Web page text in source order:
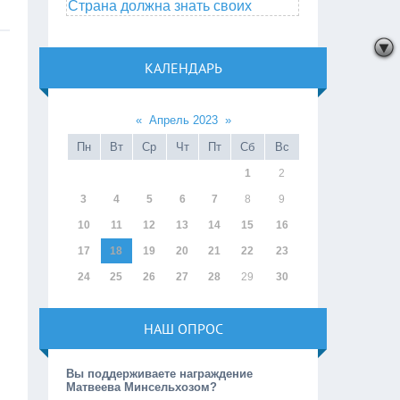
Страна должна знать своих
КАЛЕНДАРЬ
« Апрель 2023 »
Пн
Вт Ср Чт Пт Сб Вс
1 2
3 4 5 6 7 8 9
10 11 12 13 14 15 16
17 18 19 20 21 22 23
24 25 26 27 28 29 30
НАШ ОПРОС
Вы поддерживаете награждение
Матвеева Минсельхозом?